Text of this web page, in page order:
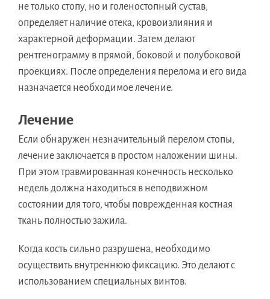
не только стопу, но и голеностопный сустав,
определяет наличие отека, кровоизлияния и
характерной деформации. Затем делают
рентгенограмму в прямой, боковой и полубоковой
проекциях. После определения перелома и его вида
назначается необходимое лечение.
Лечение
Если обнаружен незначительный перелом стопы,
лечение заключается в простом наложении шины.
При этом травмированная конечность несколько
недель должна находиться в неподвижном
состоянии для того, чтобы поврежденная костная
ткань полностью зажила.
Когда кость сильно разрушена, необходимо
осуществить внутреннюю фиксацию. Это делают с
использованием специальных винтов.